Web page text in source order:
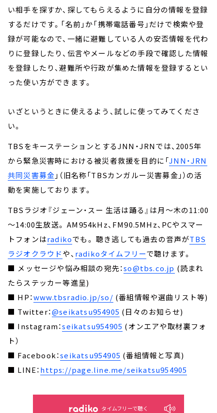
い相手を探すか、探してもらえるように自分の情報を登録
するだけです。「名前」か「携帯電話番号」だけで検索や登
録が可能なので、一緒に避難している人の安否情報を代わ
りに登録したり、伝言やメールなどの手段で確認した情報
を登録したり、避難所や行政が集めた情報を登録するとい
った使い方ができます。
いざというときに使えるよう、試しに使ってみてくださ
い。
TBSをキーステーションとするJNN・JRNでは、2005年
から緊急災害時における被災者救援を目的に「JNN・JRN
共同災害募金 」（旧名称「TBSカンガルー災害募金」）の活
動を実施しております。
TBSラジオ『ジェーン・スー 生活は踊る』は月～木の11:00
～14:00生放送。 AM954kHz、FM90.5MHz、PCやスマー
トフォンはradikoでも。 聴き逃しても過去の音声がTBS
ラジオクラウドや、 radikoタイムフリーで聴けます。
■ メッセージや悩み相談の宛先：so@tbs.co.jp (読まれ
たらステッカー等進呈)
■ HP：www.tbsradio.jp/so/ (番組情報や選曲リスト等)
■ Twitter：@seikatsu954905 (日々のお知らせ)
■ Instagram：seikatsu954905 (オンエアや取材裏フォ
ト）
■ Facebook：seikatsu954905 (番組情報と写真)
■ LINE：https://page.line.me/seikatsu954905
タイムフリーで聴く